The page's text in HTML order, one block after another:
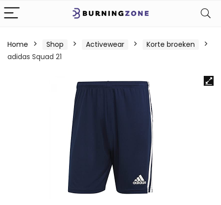
Home Shop Activewear
Korte broeken
adidas Squad 21